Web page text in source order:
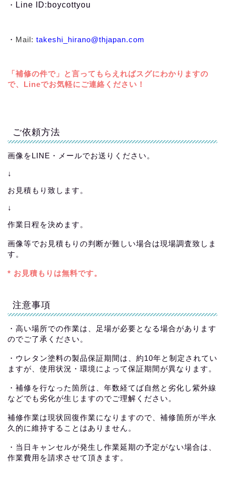
・ Line ID:boycottyou
・ Mail: takeshi_hirano@thjapan.com
「補修の件で」と言ってもらえればスグにわかりますの
で、Lineでお気軽にご連絡ください！
ご依頼方法
画像をLINE・メールでお送りください。
↓
お見積もり致します。
↓
作業日程を決めます。
画像等でお見積もりの判断が難しい場合は現場調査致しま
す。
* お見積もりは無料です。
注意事項
・高い場所での作業は、足場が必要となる場合があります
のでご了承ください。
・ウレタン塗料の製品保証期間は、約10年と制定されてい
ますが、使用状況・環境によって保証期間が異なります。
・補修を行なった箇所は、年数経てば自然と劣化し紫外線
などでも劣化が生じますのでご理解ください。
補修作業は現状回復作業になりますので、補修箇所が半永
久的に維持することはありません。
・当日キャンセルが発生し作業延期の予定がない場合は、
作業費用を請求させて頂きます。